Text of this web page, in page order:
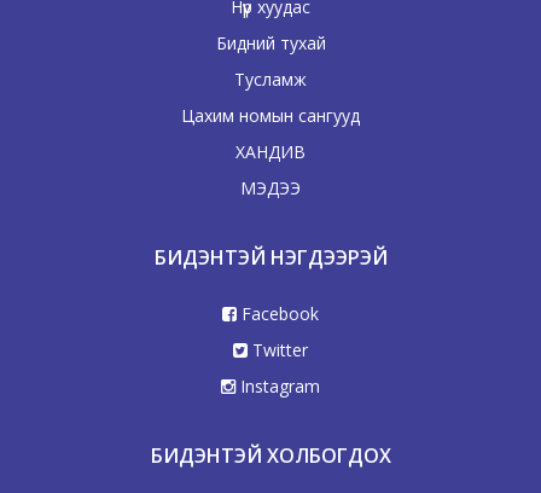
Нүүр хуудас
Бидний тухай
Тусламж
Цахим номын сангууд
ХАНДИВ
МЭДЭЭ
БИДЭНТЭЙ НЭГДЭЭРЭЙ
Facebook
Twitter
Instagram
БИДЭНТЭЙ ХОЛБОГДОХ